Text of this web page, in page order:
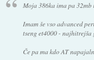
Moja 386ka ima pa
Imam še vso advanced
tseng et4000 -
Če pa ma kdo AT